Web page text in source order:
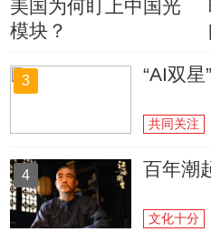
美国为何盯上中国光
模块？
3 “AI双
共同关注
4 百年潮
文化十分